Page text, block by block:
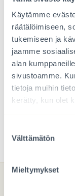
Käytämme
räätälöimiseen,
tukemiseen ja
jaamme
alan
sivustoamme.
tietoja muihin
kerätty, kun olet
valinta
Välttämätön
Mieltymykset
20,00€
Lukutaito
Lahja tukee
maaseutukouluissa.
vaikuttaa etenkin
Nepal
määrä